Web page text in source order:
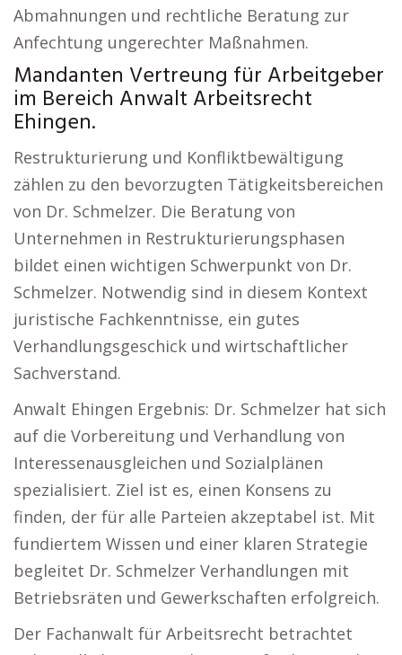
Abmahnungen und rechtliche Beratung zur
Anfechtung ungerechter Maßnahmen.
Mandanten Vertreung für Arbeitgeber
im Bereich Anwalt Arbeitsrecht
Ehingen.
Restrukturierung und Konfliktbewältigung
zählen zu den bevorzugten Tätigkeitsbereichen
von Dr. Schmelzer. Die Beratung von
Unternehmen in Restrukturierungsphasen
bildet einen wichtigen Schwerpunkt von Dr.
Schmelzer. Notwendig sind in diesem Kontext
juristische Fachkenntnisse, ein gutes
Verhandlungsgeschick und wirtschaftlicher
Sachverstand.
Anwalt Ehingen Ergebnis: Dr. Schmelzer hat sich
auf die Vorbereitung und Verhandlung von
Interessenausgleichen und Sozialplänen
spezialisiert. Ziel ist es, einen Konsens zu
finden, der für alle Parteien akzeptabel ist. Mit
fundiertem Wissen und einer klaren Strategie
begleitet Dr. Schmelzer Verhandlungen mit
Betriebsräten und Gewerkschaften erfolgreich.
Der Fachanwalt für Arbeitsrecht betrachtet